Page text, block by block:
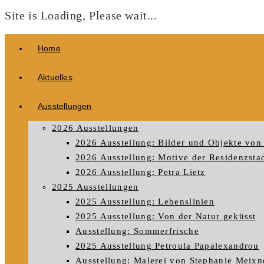
Site is Loading, Please wait...
Home
Aktuelles
Ausstellungen
2026 Ausstellungen
2026 Ausstellung: Bilder und Objekte
2026 Ausstellung: Motive der
2026 Ausstellung: Petra Lietz
2025 Ausstellungen
2025 Ausstellung: Lebenslinien
2025 Ausstellung: Von der Natur geküsst
Ausstellung: Sommerfrische
2025 Ausstellung Petroula Papalexandrou
Ausstellung: Malerei von Stephanie